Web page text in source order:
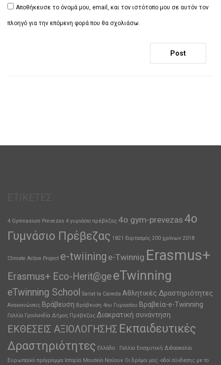
Αποθήκευσε το όνομά μου, email, και τον ιστότοπο μου σε αυτόν τον
πλοηγό για την επόμενη φορά που θα σχολιάσω.
4 Gymnasium Prevezas 4 γυμνάσιο πρέβεζας 4o gym-prevezas 4ο
Γυμνάσιο Πρέβεζας 1821 Εορτασμός 200 χρόνων 2018
Climate Action Project e-twiining e-Twinnig Erasmus+
Erasmus+ Eco-Herit@geeTwinning
eTwinning School Sarlat la Caneda Αθλητικές Δραστηριότητες
Ανακοινώσεις Βράβευση Βράβευση 4ου Γυμνασίου Βραβεία-e-Twinning
Γαλλία Γροιλανδία Δήμος Πρέβεζας Διακρατική συνάντηση
ΕΚΘΕΣΕΙΣ ΑΞΙΟΛΟΓΗΣΗΣ Εκπαιδευτικές
Δραστηριότητες Ελλάδα . Γαλλία Ενισχυτική Διδασκαλία
Ευρωπαϊκό πρόγραμμα Ιστορία Μουσείο Νούουκ Οι δρόμοι μας -οδοί σύνδεσης με το